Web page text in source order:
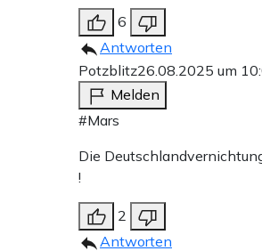
6
Antworten
Potzblitz26.08.2025 um
Melden
#Mars
Die
!
2
Antworten